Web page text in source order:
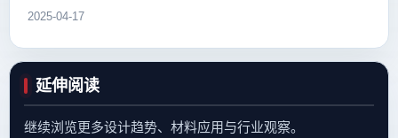
2025-04-17
延伸阅读
继续浏览更多设计趋势、材料应用与行业观察。